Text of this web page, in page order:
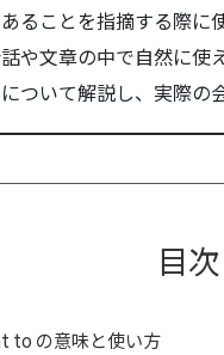
ることを指摘する際
や文章の中で自然に
ついて解説し、実際の
目次
to の意味と使い方